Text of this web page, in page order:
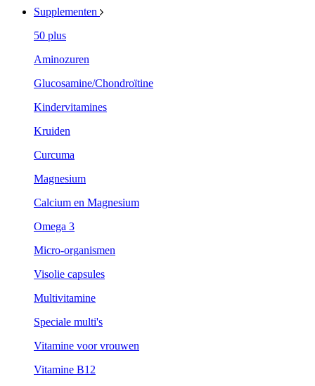
Supplementen
50 plus
Aminozuren
Glucosamine/Chondroïtine
Kindervitamines
Kruiden
Curcuma
Magnesium
Calcium en Magnesium
Omega 3
Micro-organismen
Visolie capsules
Multivitamine
Speciale multi's
Vitamine voor vrouwen
Vitamine B12